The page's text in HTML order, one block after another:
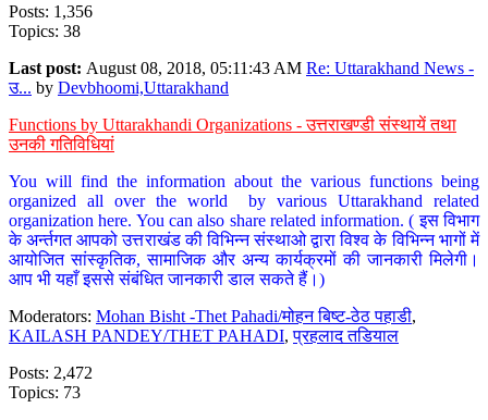
Posts: 1,356
Topics: 38
Last post: August 08, 2018, 05:11:43 AM Re: Uttarakhand News -
उ... by Devbhoomi,Uttarakhand
Functions by Uttarakhandi Organizations - उत्तराखण्डी संस्थायें तथा
उनकी गतिविधियां
You will find the information about the various functions being
organized all over the world by various Uttarakhand related
organization here. You can also share related information. ( इस विभाग
के अर्न्तगत आपको उत्तराखंड की विभिन्न संस्थाओ द्वारा विश्व के विभिन्न भागों में
आयोजित सांस्कृतिक, सामाजिक और अन्य कार्यक्रमों की जानकारी मिलेगी।
आप भी यहाँ इससे संबंधित जानकारी डाल सकते हैं।)
Moderators: Mohan Bisht -Thet Pahadi/मोहन बिष्ट-ठेठ पहाडी,
KAILASH PANDEY/THET PAHADI,प्रहलाद तडियाल
Posts: 2,472
Topics: 73